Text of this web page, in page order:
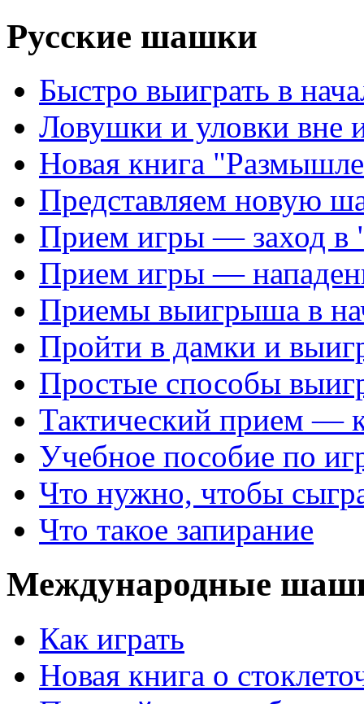
Русские шашки
Быстро выиграть в
Ловушки и уловки вне
Новая книга
Представляем новую
Прием игры — заход в
Прием игры —
Приемы выигрыша в
Пройти в дамки и
Простые способы
Тактический прием —
Учебное пособие по
Что нужно, чтобы
Что такое запирание
Международные
Как играть
Новая книга о